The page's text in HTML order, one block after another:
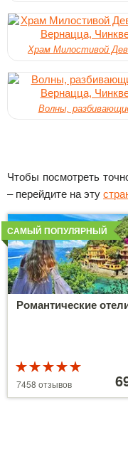
Храм Милостивой
Волны,
Чтобы посмотреть
– перейдите на эту
Романтические
САМЫЙ ПОПУЛЯРНЫЙ
7458 отзывов
Детальнее